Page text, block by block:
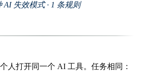
AI 失效模式 · 1 条规则
人打开同一个 AI 工具。任务相同：